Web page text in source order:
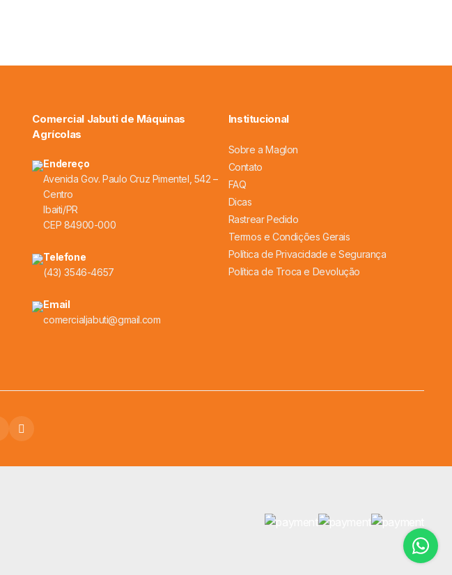
Comercial Jabuti de Máquinas
Agrícolas
Endereço
Avenida Gov. Paulo Cruz Pimentel, 542 –
Centro
Ibaiti/PR
CEP 84900-000
Telefone
(43) 3546-4657
Email
comercialjabuti@gmail.com
Institucional
Sobre a Maglon
Contato
FAQ
Dicas
Rastrear Pedido
Termos e Condições Gerais
Política de Privacidade e Segurança
Política de Troca e Devolução